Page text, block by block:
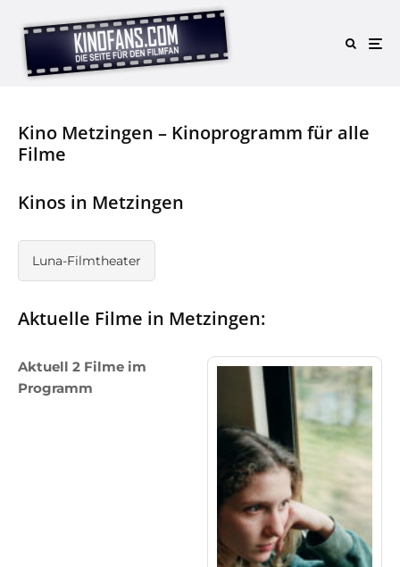
Kino Metzingen – Kinoprogramm für alle
Filme
Kinos in Metzingen
Luna-Filmtheater
Aktuelle Filme in Metzingen:
Aktuell 2 Filme im
Programm